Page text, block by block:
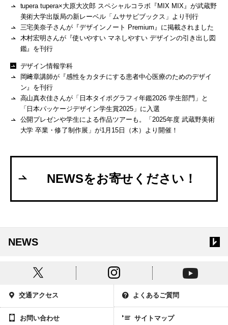
tupera tupera×大原大次郎 スペシャルコラボ『MIX MIX』が武蔵野
美術大学出版局の新レーベル「ムササビブックス」より刊行
三宅美奈子さんが『デザインノート Premium』に掲載されました
木村宏明さんが『使いやすい マネしやすい デザインの引き出し図
鑑』を刊行
デザイン情報学科
岡﨑章講師が『感性をカタチにする患者中心医療のためのデザイ
ン』を刊行
高山真衣佳さんが「日本タイポグラフィ年鑑2026 学生部門」と
「日本パッケージデザイン学生賞2025」に入選
公開プレゼンや学生による作品ツアーも。「2025年度 武蔵野美術
大学 卒業・修了制作展」が1月15日（木）より開催！
NEWSをお寄せください！
NEWS
交通アクセス よくあるご質問
お問い合わせ サイトマップ